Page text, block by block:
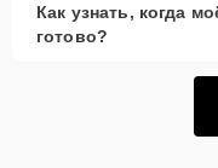
Как узнать, когда
готово?